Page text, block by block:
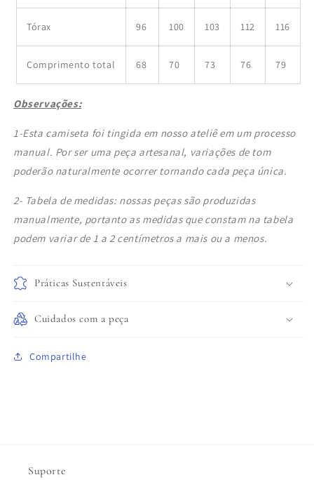
Tórax 96 100 103 112 116
Comprimento total 68 70 73 76 79
Observações:
1-Esta camiseta foi tingida em nosso ateliê em um processo
manual. Por ser uma peça artesanal, variações de tom
poderão naturalmente ocorrer tornando cada peça única.
2- Tabela de medidas: nossas peças são produzidas
manualmente, portanto as medidas que constam na tabela
podem variar de 1 a 2 centímetros a mais ou a menos.
Práticas Sustentáveis
Cuidados com a peça
Compartilhe
Suporte